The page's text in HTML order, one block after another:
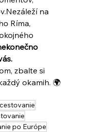
na
Ríma,
zbalte si
okamih. 🌍
po Európe